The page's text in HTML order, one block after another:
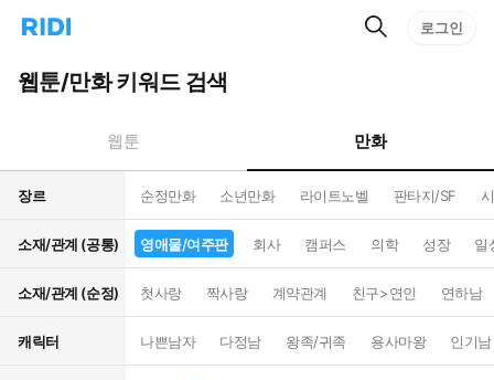
리
홈
으
턴
트
검
로그인
웹툰/만화 키워드 검색
웹툰 만화
장르 순정만화 소년만화 라이트노벨 판타지/SF
소재/관계 (공통) 영애물/여주판 회사 캠퍼스 의학 성장 일
소재/관계 (순정) 첫사랑 짝사랑 계약관계 친구>연인 연하남
캐릭터 나쁜남자 다정남 왕족/귀족 용사마왕 인기남